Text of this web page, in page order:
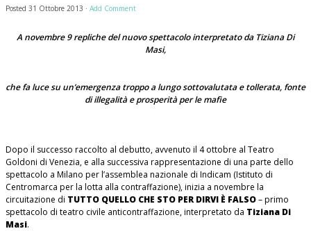
Posted 31 Ottobre 2013 · Add Comment
A novembre 9 repliche del nuovo spettacolo interpretato da Tiziana Di
Masi,
che fa luce su un’emergenza troppo a lungo sottovalutata e tollerata, fonte
di illegalità e prosperità per le mafie
Dopo il successo raccolto al debutto, avvenuto il 4 ottobre al Teatro
Goldoni di Venezia, e alla successiva rappresentazione di una parte dello
spettacolo a Milano per l’assemblea nazionale di Indicam (Istituto di
Centromarca per la lotta alla contraffazione), inizia a novembre la
circuitazione di TUTTO QUELLO CHE STO PER DIRVI È FALSO– primo
spettacolo di teatro civile anticontraffazione, interpretato da Tiziana Di
Masi.